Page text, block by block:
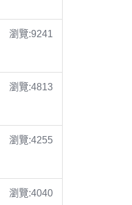
瀏覽:9241
瀏覽:4813
瀏覽:4255
瀏覽:4040